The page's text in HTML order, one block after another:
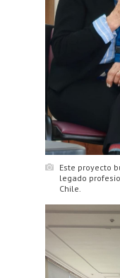
Este proyecto
legado
Chile.